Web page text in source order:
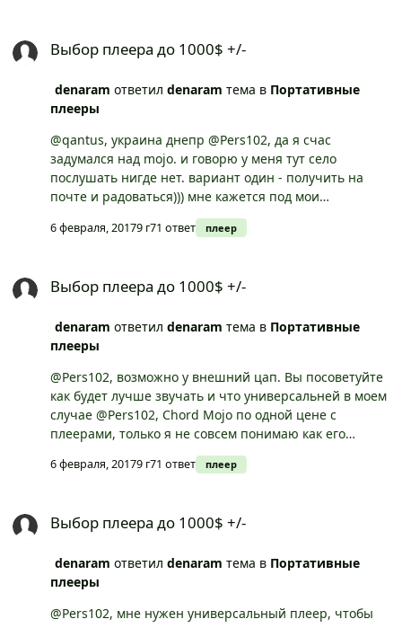
Выбор плеера до 1000$ +/-
denaram ответил denaram тема в Портативные
плееры
@qantus, украина днепр @Pers102, да я счас
задумался над mojo. и говорю у меня тут село
послушать нигде нет. вариант один - получить на
почте и радоваться))) мне кажется под мои
потребности в полне. и цена устраивает. я смогу этот
mojo к ноутбуку или айфону подключить и слушать
в бюджет, а если mojo мне в связку с ноутбуком или
лучше думаю взять его, потому что дешевле)
6 февраля, 20179 г71 ответ плеер
Выбор плеера до 1000$ +/-
denaram ответил denaram тема в Портативные
плееры
@Pers102, возможно у внешний цап. Вы посоветуйте
как будет лучше звучать и что универсальней в моем
случае @Pers102, Chord Mojo по одной цене с
плеерами, только я не совсем понимаю как его
901?
6 февраля, 20179 г71 ответ плеер
Выбор плеера до 1000$ +/-
denaram ответил denaram тема в Портативные
плееры
@Pers102, мне нужен универсальный плеер, чтобы